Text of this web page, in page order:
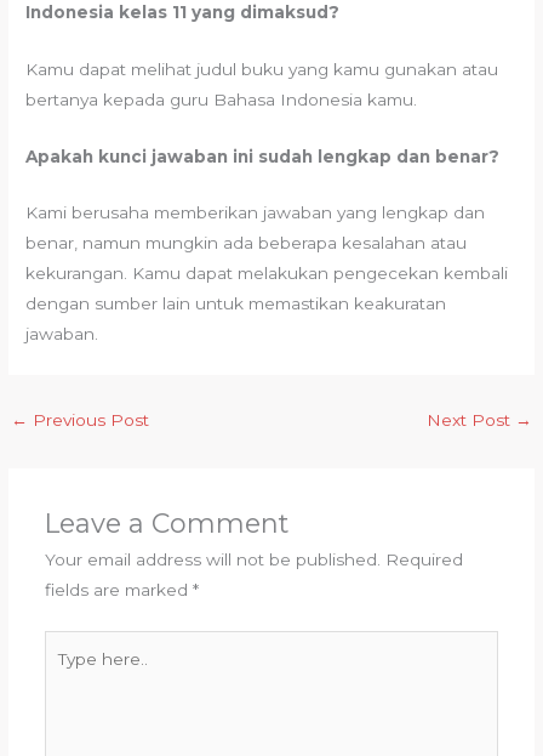
Indonesia kelas 11 yang dimaksud?
Kamu dapat melihat judul buku yang kamu gunakan atau
bertanya kepada guru Bahasa Indonesia kamu.
Apakah kunci jawaban ini sudah lengkap dan benar?
Kami berusaha memberikan jawaban yang lengkap dan
benar, namun mungkin ada beberapa kesalahan atau
kekurangan. Kamu dapat melakukan pengecekan kembali
dengan sumber lain untuk memastikan keakuratan
jawaban.
← Previous Post Next Post →
Leave a Comment
Your email address will not be published. Required
fields are marked *
here..